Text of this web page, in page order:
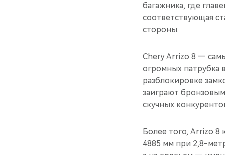
багажника, где
соответствующая
стороны.
Chery Arrizo 8 —
огромных патрубка
разблокировке
заиграют
скучных
Более того, Arrizo 8
4885 мм при 2,8-